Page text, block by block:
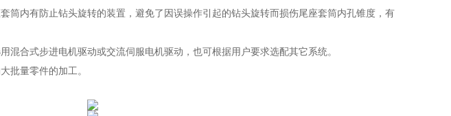
筒内有防止钻头旋转的装置，避免了因误操作引起的钻头旋转而损伤尾座套筒内孔锥度，有
混合式步进电机驱动或交流伺服电机驱动，也可根据用户要求选配其它系统。
批量零件的加工。